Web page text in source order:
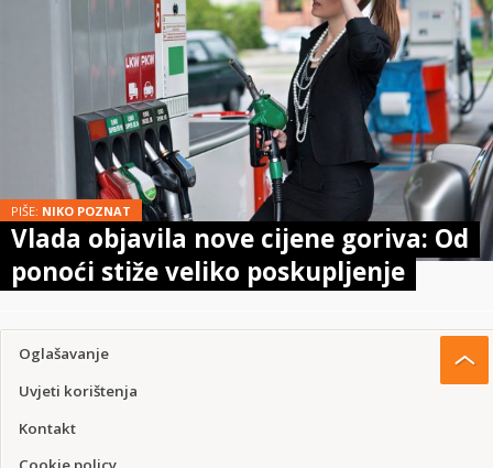
PIŠE: NIKO POZNAT
Vlada objavila nove cijene goriva: Od
ponoći stiže veliko poskupljenje
Oglašavanje
Uvjeti korištenja
Kontakt